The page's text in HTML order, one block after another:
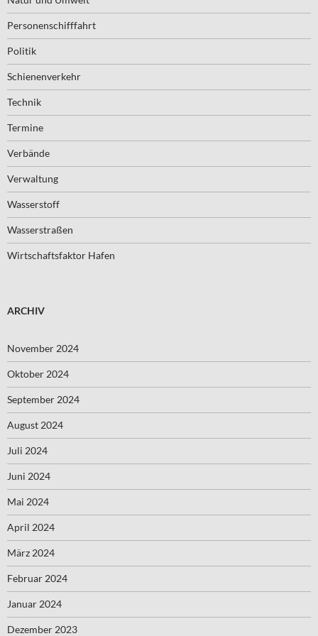
Personenschifffahrt
Politik
Schienenverkehr
Technik
Termine
Verbände
Verwaltung
Wasserstoff
Wasserstraßen
Wirtschaftsfaktor Hafen
ARCHIV
November 2024
Oktober 2024
September 2024
August 2024
Juli 2024
Juni 2024
Mai 2024
April 2024
März 2024
Februar 2024
Januar 2024
Dezember 2023